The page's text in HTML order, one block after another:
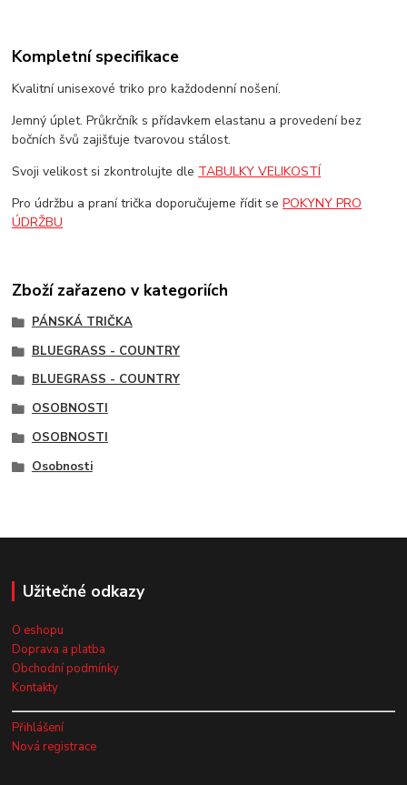
Kompletní specifikace
Kvalitní unisexové triko pro každodenní nošení.
Jemný úplet. Průkrčník s přídavkem elastanu a provedení bez
bočních švů zajišťuje tvarovou stálost.
Svoji velikost si zkontrolujte dle TABULKY VELIKOSTÍ
Pro údržbu a praní trička doporučujeme řídit sePOKYNY PRO
ÚDRŽBU
Zboží zařazeno v kategoriích
PÁNSKÁ TRIČKA
BLUEGRASS - COUNTRY
BLUEGRASS - COUNTRY
OSOBNOSTI
OSOBNOSTI
Osobnosti
Užitečné odkazy
O eshopu
Doprava a platba
Obchodní podmínky
Kontakty
Přihlášení
Nová registrace